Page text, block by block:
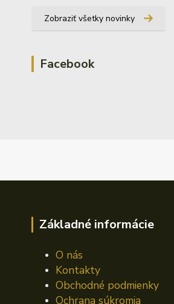
Zobraziť všetky novinky
Facebook
Základné informácie
O nás
Kontakty
Obchodné podmienky
Ochrana súkromia